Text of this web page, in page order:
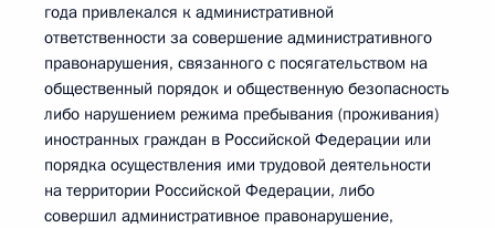
года привлекался к административной
ответственности за совершение административного
правонарушения, связанного с посягательством на
общественный порядок и общественную безопасность
либо нарушением режима пребывания (проживания)
иностранных граждан в Российской Федерации или
порядка осуществления ими трудовой деятельности
на территории Российской Федерации, либо
совершил административное правонарушение,